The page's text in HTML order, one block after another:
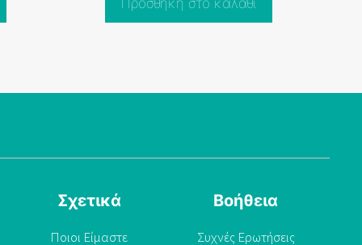
5
Σχετικά
Ποιοι Είμαστε
Βοήθεια
Συχνές Ερωτήσεις